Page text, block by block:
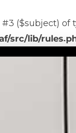
($subject)
src/lib/